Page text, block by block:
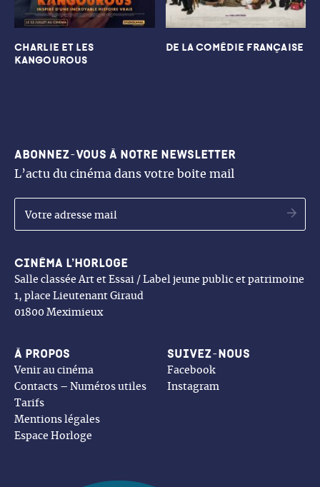
CHARLIE ET LES
KANGOUROUS
DE LA COMÉDIE FRANÇAISE
Cinéma l’Horloge
Salle classée Art et Essai / Label jeune public et patrimoine
1, place Lieutenant Giraud
01800 Meximieux
Abonnez-vous à notre newsletter
L’actu du cinéma dans votre boite mail
À propos
Venir au cinéma
Contacts – Numéros utiles
Tarifs
Mentions légales
Espace Horloge
Suivez-nous
Facebook
Instagram